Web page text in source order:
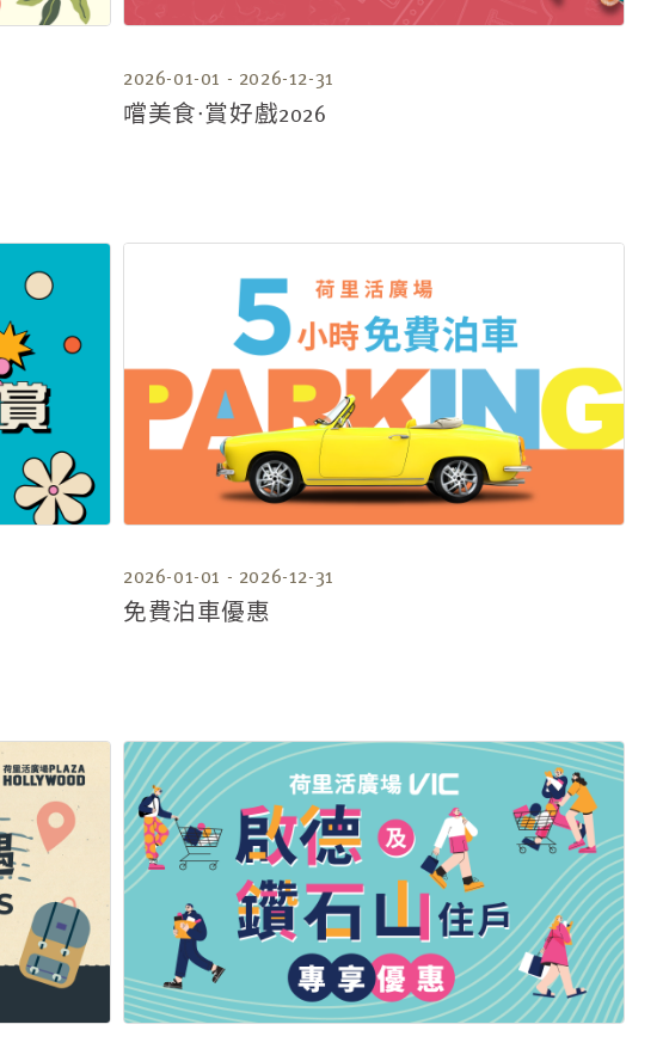
2026-01-01 - 2026-12-31
嚐美食∙賞好戲2026
2026-01-01 - 2026-12-31
免費泊車優惠